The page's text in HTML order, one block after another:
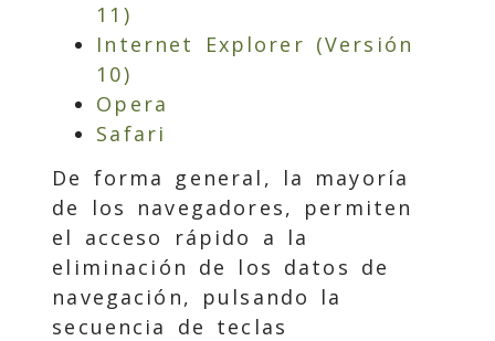
11)
Internet Explorer (Versión
10)
Opera
Safari
De forma general, la mayoría
de los navegadores, permiten
el acceso rápido a la
eliminación de los datos de
navegación, pulsando la
secuencia de teclas